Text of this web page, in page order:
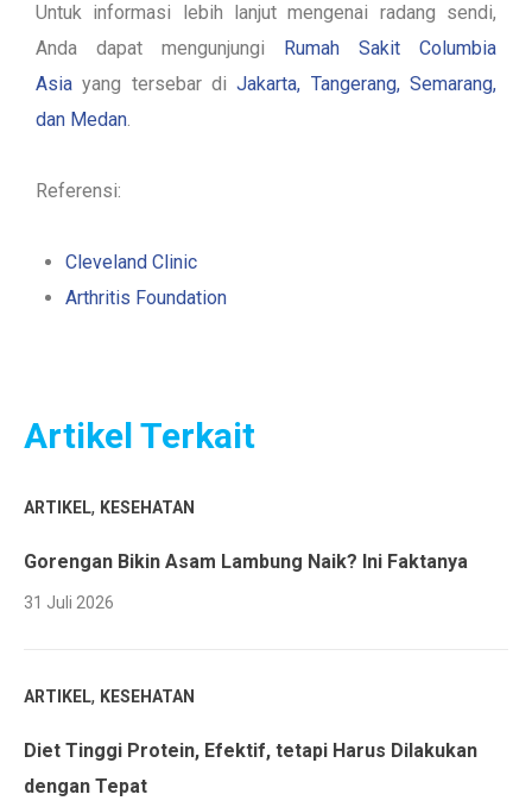
Untuk informasi lebih lanjut mengenai radang sendi,
Anda dapat mengunjungi Rumah Sakit Columbia
Asia yang tersebar diJakarta, Tangerang, Semarang,
dan Medan.
Referensi:
Cleveland Clinic
Arthritis Foundation
Artikel Terkait
ARTIKEL, KESEHATAN
Gorengan Bikin Asam Lambung Naik? Ini Faktanya
31 Juli 2026
ARTIKEL, KESEHATAN
Diet Tinggi Protein, Efektif, tetapi Harus Dilakukan
dengan Tepat